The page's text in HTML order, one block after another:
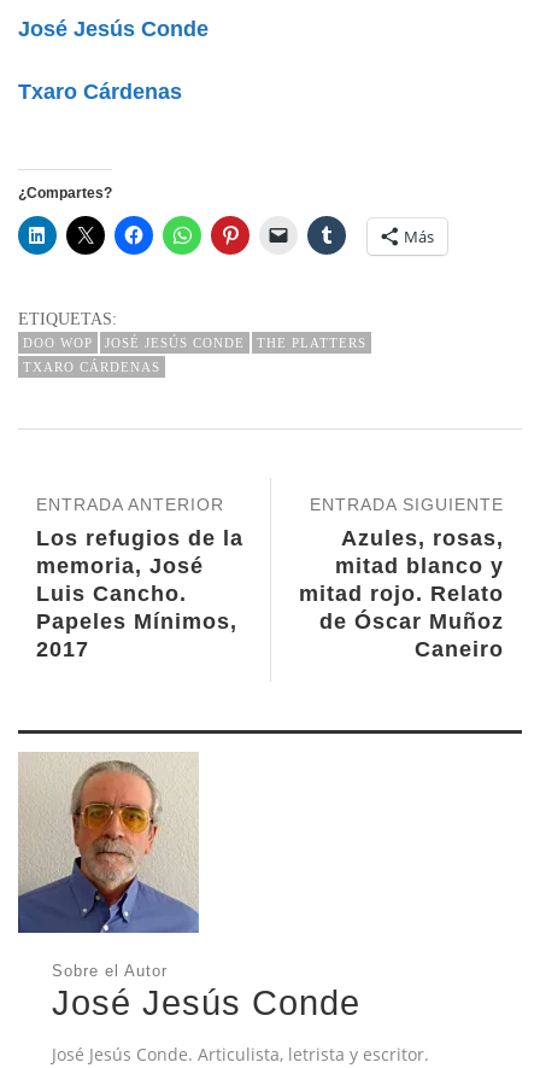
José Jesús Conde
Txaro Cárdenas
¿Compartes?
Más
ETIQUETAS:
DOO WOP JOSÉ JESÚS CONDE
THE PLATTERS
TXARO CÁRDENAS
ENTRADA SIGUIENTE
Azules, rosas,
mitad blanco y
mitad rojo. Relato
de Óscar Muñoz
Caneiro
ENTRADA ANTERIOR
Los refugios de la
memoria, José
Luis Cancho.
Papeles Mínimos,
2017
Sobre el Autor
José Jesús Conde
José Jesús Conde. Articulista, letrista y escritor.